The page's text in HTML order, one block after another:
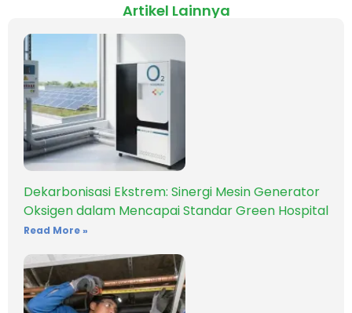
Artikel Lainnya
Dekarbonisasi Ekstrem: Sinergi Mesin Generator
Oksigen dalam Mencapai Standar Green Hospital
Read More »